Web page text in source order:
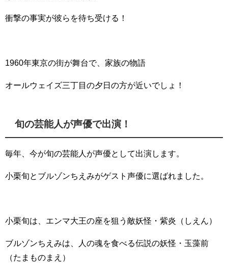
衝撃の事実が彼らを待ち受ける！
1960年東京の街が舞台で、家族の物語
オールウェイズ三丁目の夕日の方が近いでしょ！
旬の芸能人が声優で出演！
毎年、今が旬の芸能人が声優として出演します。
小栗旬とブルゾンちえみがゲスト声優に選ばれました。
小栗旬は、エンマ大王の座を狙う敵妖怪・紫炎（しえん）
ブルゾンちえみは、人の魂を食べる伝説の妖怪・玉藻前
（たまものまえ）